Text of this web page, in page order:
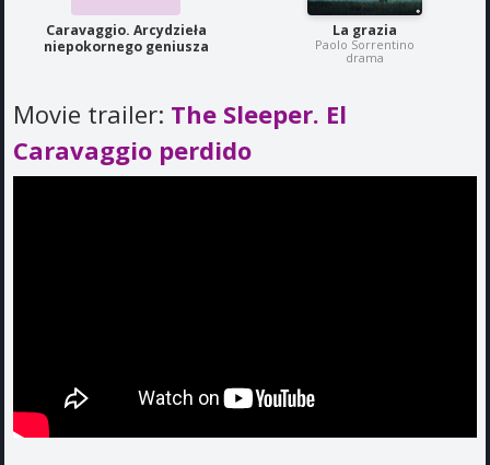
Caravaggio. Arcydzieła
niepokornego geniusza
La grazia
Paolo Sorrentino
drama
Movie trailer: The Sleeper. El
Caravaggio perdido